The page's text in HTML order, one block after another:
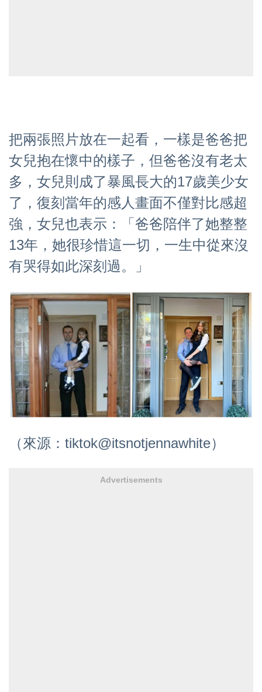
把兩張照片放在一起看，一樣是爸爸把
女兒抱在懷中的樣子，但爸爸沒有老太
多，女兒則成了暴風長大的17歲美少女
了，復刻當年的感人畫面不僅對比感超
強，女兒也表示：「爸爸陪伴了她整整
13年，她很珍惜這一切，一生中從來沒
有哭得如此深刻過。」
（來源：tiktok@itsnotjennawhite）
Advertisements